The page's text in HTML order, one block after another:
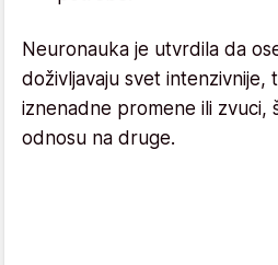
Neuronauka je utvrdila da
doživljavaju svet intenzivnije,
iznenadne promene ili zvuci,
odnosu na druge.